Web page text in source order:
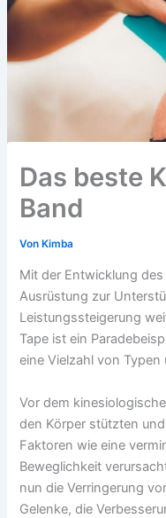
Das beste
Band
VonKimba
Mit der Entwicklung
Ausrüstung zur
Leistungssteigerung
Tape ist ein
eine Vielzahl von Typen
Vor dem
den Körper stützten
Faktoren wie eine
Beweglichkeit
nun die Verringerung
Gelenke, die